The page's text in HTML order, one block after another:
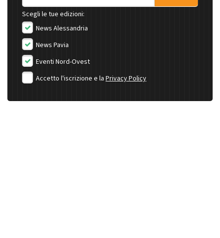
Scegli le tue edizioni:
News Alessandria
News Pavia
Eventi Nord-Ovest
Accetto l'iscrizione e la Privacy Policy